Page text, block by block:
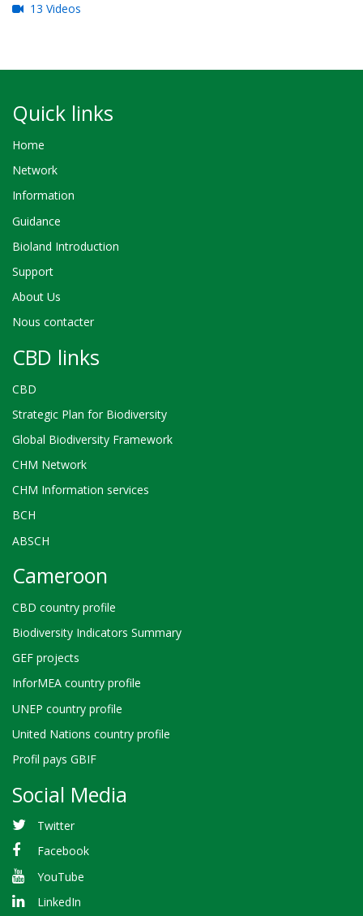
13 Videos
Quick links
Home
Network
Information
Guidance
Bioland Introduction
Support
About Us
Nous contacter
CBD links
CBD
Strategic Plan for Biodiversity
Global Biodiversity Framework
CHM Network
CHM Information services
BCH
ABSCH
Cameroon
CBD country profile
Biodiversity Indicators Summary
GEF projects
InforMEA country profile
UNEP country profile
United Nations country profile
Profil pays GBIF
Social Media
Twitter
Facebook
YouTube
LinkedIn